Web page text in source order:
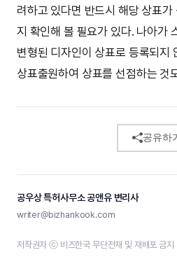
려하고 있다면 반드시 해당 상표
지 확인해 볼 필요가 있다. 나아가
변형된 디자인이 상표로 등록되지
상표출원하여 상표를 선점하는 것
공유하
공우상 특허사무소 공앤유 변리사
writer@bizhankook.com
저작권자 ⓒ 비즈한국 무단전재 및 재배포 금지